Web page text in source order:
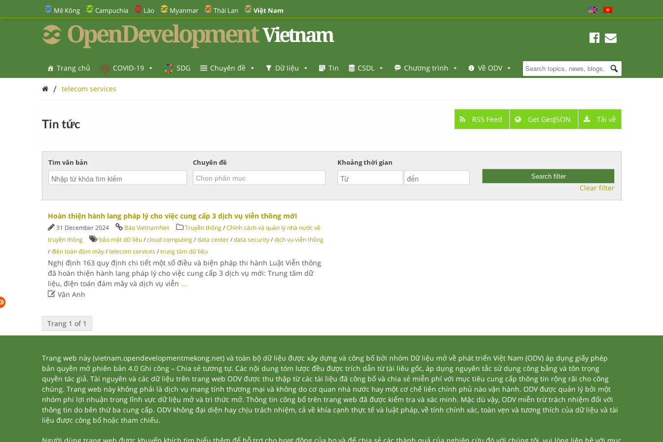
Mê Kông Campuchia Lào Myanmar Thái Lan Việt Nam
OpenDevelopment Vietnam
Trang chủ COVID-19 SDG Chuyên đề Dữ liệu Tin CSDL Chương trình Về ODV
/ telecom services
Tin tức RSS Feed Get GeoJSON Tải về
Tìm văn bản Chuyên đề Khoảng thời gian
Clear filter
Hoàn thiện hành lang pháp lý cho việc cung cấp 3 dịch vụ viễn thông mới
31 December 2024 Báo VietnamNet Truyền thông/Chính sách và quản lý nhà nước về
truyền thông
bảo mật dữ liệu/cloud computing/data center/data security/dịch vụ viễn thông
/điện toán đám mây/telecom services/trung tâm dữ liệu
Nghị định 163 quy định chi tiết một số điều và biện pháp thi hành Luật Viễn thông
đã hoàn thiện hành lang pháp lý cho việc cung cấp 3 dịch vụ mới: Trung tâm dữ
liệu, điện toán đám mây và dịch vụ viễn ...
Vân Anh
Trang 1 of 1
Trang web này (vietnam.opendevelopmentmekong.net) và toàn bộ dữ liệu được xây dựng và công bố bởi nhóm Dữ liệu mở về phát triển Việt Nam (ODV) áp dụng giấy phép
bản quyền mở phiên bản 4.0 Ghi công – Chia sẻ tương tự. Các nội dung tóm lược đều được trích dẫn từ tài liêu gốc, áp dụng nguyên tắc sử dụng công bằng và tôn trọng
quyền tác giả. Tài nguyên và các dữ liệu trên trang web ODV được thu thập từ các tài liệu đã công bố và chia sẻ miễn phí với mục tiêu cung cấp thông tin rộng rãi cho công
chúng. Trang web này không phải là dịch vụ mang tính thương mại và không do cơ quan nhà nước hay một cơ chế liên chính phủ nào vận hành. ODV được quản lý bởi một
nhóm phi lợi nhuận trong lĩnh vực dữ liệu mở và tri thức mở. Thông tin công bố trên trang web đã được kiểm tra và xác minh. Mặc dù vậy, ODV miễn trừ trách nhiệm đối với
thông tin do bên thứ ba cung cấp. ODV không đại diện hay chịu trách nhiệm, cả về khía cạnh thực tế và luật pháp, về tính chính xác, toàn vẹn và tương thích của dữ liệu và tài
liệu được công bố hoặc tham chiếu.